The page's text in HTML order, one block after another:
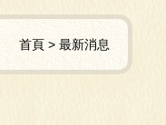
首頁 最新消息